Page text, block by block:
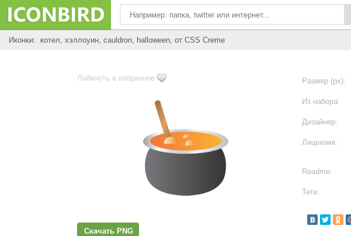
Иконки: котел, хэллоуин, cauldron, halloween, от CSS Creme
Лайкнуть в избранное
Скачать PNG
Размер (px):
Из набора:
Дизайнер:
Лицензия:
Readme:
Теги: